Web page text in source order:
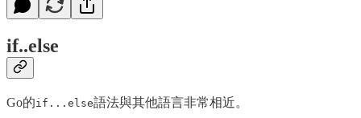
if..else
Go的if...else語法與其他語言非常相近。